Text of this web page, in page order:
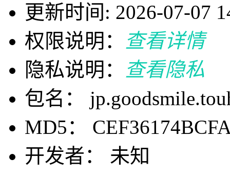
更新时间: 2026-07-07
权限说明：
查看详情
隐私说明：
查看隐私
包名：
MD5：
开发者： 未知